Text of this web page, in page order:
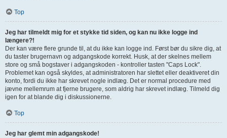
Top
Jeg har tilmeldt mig for et stykke tid siden, og kan nu ikke logge ind
længere?!
Der kan være flere grunde til, at du ikke kan logge ind. Først bør du sikre dig, at
du taster brugernavn og adgangskode korrekt. Husk, at der skelnes mellem
store og små bogstaver i adgangskoden - kontroller tasten "Caps Lock".
Problemet kan også skyldes, at administratoren har slettet eller deaktiveret din
konto, fordi du ikke har skrevet nogle indlæg. Det er normal procedure med
jævne mellemrum at fjerne brugere, som aldrig har skrevet indlæg. Tilmeld dig
igen for at blande dig i diskussionerne.
Top
Jeg har glemt min adgangskode!